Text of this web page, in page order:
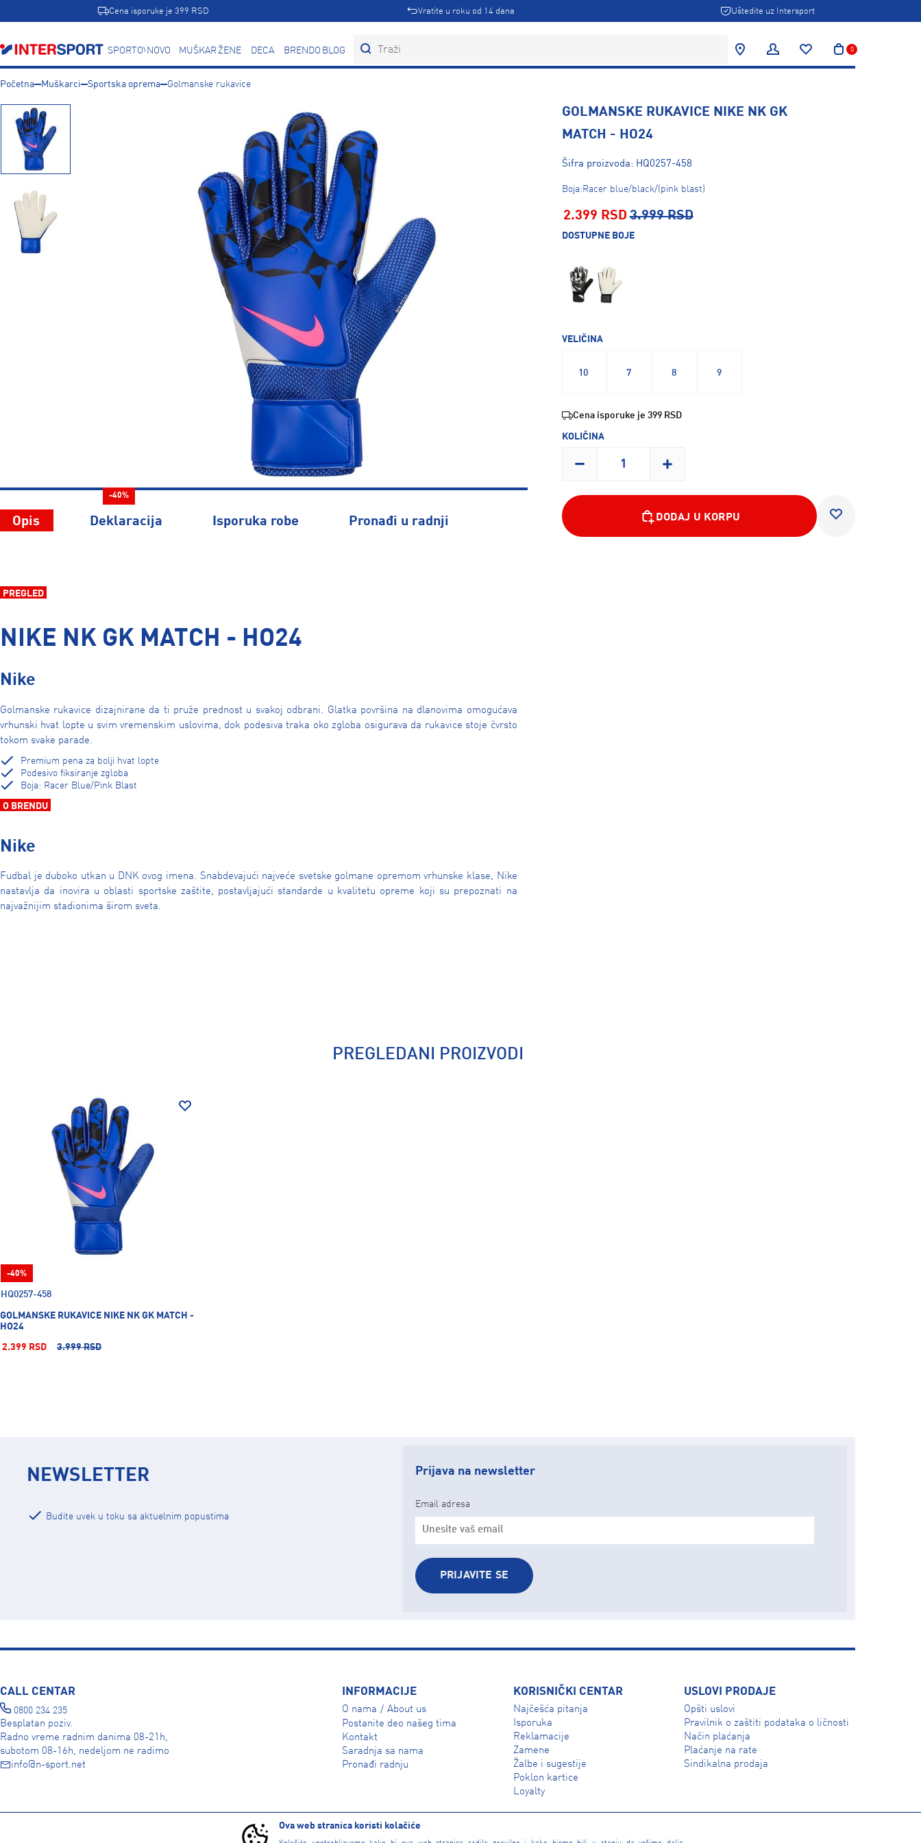
Cena isporuke je 399 RSD Vratite u roku od 14 dana Uštedite uz Intersport
SPORTOVINOVO MUŠKARCIŽENE DECA BRENDOVIBLOG 0
Ova web stranica koristi kolačiće
Početna Muškarci Sportska oprema Golmanske rukavice
-40%
Opis Deklaracija Isporuka robe Pronađi u radnji
PREGLED
NIKE NK GK MATCH - HO24
Nike
Golmanske rukavice dizajnirane da ti pruže prednost u svakoj odbrani. Glatka površina na dlanovima omogućava
vrhunski hvat lopte u svim vremenskim uslovima, dok podesiva traka oko zgloba osigurava da rukavice stoje čvrsto
tokom svake parade.
Premium pena za bolji hvat lopte
Podesivo fiksiranje zgloba
Boja: Racer Blue/Pink Blast
O BRENDU
Nike
Fudbal je duboko utkan u DNK ovog imena. Snabdevajući najveće svetske golmane opremom vrhunske klase, Nike
nastavlja da inovira u oblasti sportske zaštite, postavljajući standarde u kvalitetu opreme koji su prepoznati na
najvažnijim stadionima širom sveta.
GOLMANSKE RUKAVICE NIKE NK GK
MATCH - HO24
Šifra proizvoda: HQ0257-458
Boja:Racer blue/black/(pink blast)
2.399 RSD 3.999 RSD
DOSTUPNE BOJE
VELIČINA
10 7 8 9
Cena isporuke je 399 RSD
KOLIČINA
DODAJ U KORPU
PREGLEDANI PROIZVODI
HQ0257-458
GOLMANSKE RUKAVICE NIKE NK GK MATCH -
HO24
2.399 RSD 3.999 RSD
-40%
NEWSLETTER
Budite uvek u toku sa aktuelnim popustima
Prijava na newsletter
Email adresa
PRIJAVITE SE
CALL CENTAR
0800 234 235
Besplatan poziv.
Radno vreme radnim danima 08-21h,
subotom 08-16h, nedeljom ne radimo
info@n-sport.net
INFORMACIJE
O nama / About us
Postanite deo našeg tima
Kontakt
Saradnja sa nama
Pronađi radnju
KORISNIČKI CENTAR
Najčešća pitanja
Isporuka
Reklamacije
Zamene
Žalbe i sugestije
Poklon kartice
Loyalty
USLOVI PRODAJE
Opšti uslovi
Pravilnik o zaštiti podataka o ličnosti
Način plaćanja
Plaćanje na rate
Sindikalna prodaja